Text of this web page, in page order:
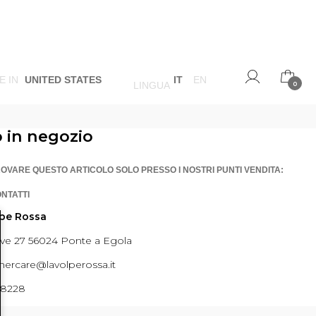
IN UNITED STATES LINGUA IT EN 0
in negozio
QUESTO ARTICOLO SOLO PRESSO I NOSTRI PUNTI VENDITA:
Rossa
27 56024 Ponte a Egola